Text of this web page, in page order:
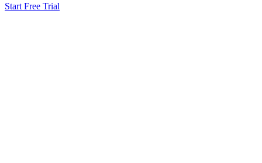
Start Free Trial